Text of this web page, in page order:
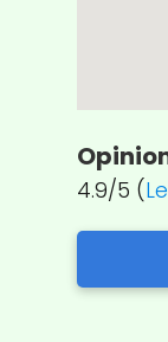
4.9/5 (